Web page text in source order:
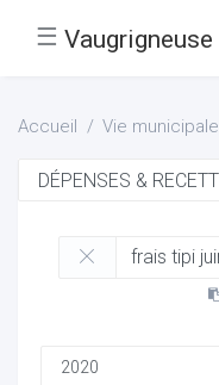
☰ Vaugrigneuse
Accueil Vie municipale